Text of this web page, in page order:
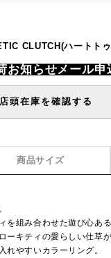
CLUTCH(ハートト
お知らせメール申
店頭在庫を確認する
商品サイズ
を組み合わせた遊び心あ
ーキティの愛らしい仕草
れやすいカラーリング。